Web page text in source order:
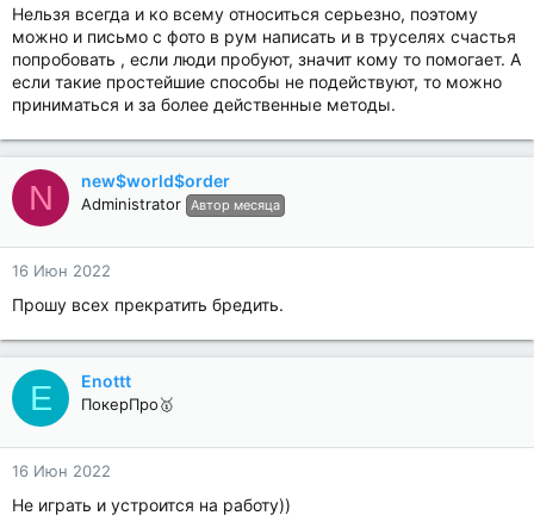
Нельзя всегда и ко всему относиться серьезно, поэтому
можно и письмо с фото в рум написать и в труселях счастья
попробовать , если люди пробуют, значит кому то помогает. А
если такие простейшие способы не подействуют, то можно
приниматься и за более действенные методы.
N new$world$order
Administrator Автор месяца
16 Июн 2022
Прошу всех прекратить бредить.
E Enottt
ПокерПро🥇
16 Июн 2022
Не играть и устроится на работу))